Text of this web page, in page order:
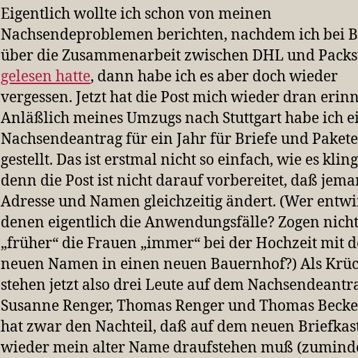
Eigentlich wollte ich schon von meinen
Nachsendeproblemen berichten, nachdem ich bei
über die Zusammenarbeit zwischen DHL und
gelesen hatte, dann habe ich es aber doch wieder
vergessen. Jetzt hat die Post mich wieder dran
Anläßlich meines Umzugs nach Stuttgart habe ich
Nachsendeantrag für ein Jahr für Briefe und Pakete
gestellt. Das ist erstmal nicht so einfach, wie es
denn die Post ist nicht darauf vorbereitet, daß
Adresse und Namen gleichzeitig ändert. (Wer
denen eigentlich die Anwendungsfälle? Zogen nicht
„früher“ die Frauen „immer“ bei der Hochzeit mit
neuen Namen in einen neuen Bauernhof?) Als
stehen jetzt also drei Leute auf dem
Susanne Renger, Thomas Renger und Thomas
hat zwar den Nachteil, daß auf dem neuen
wieder mein alter Name draufstehen muß